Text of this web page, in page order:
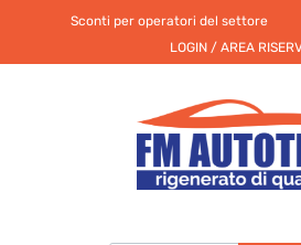
Sconti per operatori del settore
LOGIN / AREA